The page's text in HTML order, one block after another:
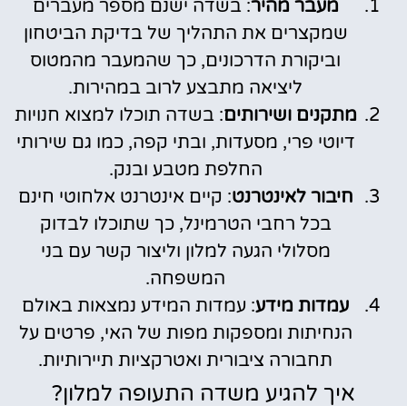
מעבר מהיר: בשדה ישנם מספר מעברים
שמקצרים את התהליך של בדיקת הביטחון
וביקורת הדרכונים, כך שהמעבר מהמטוס
ליציאה מתבצע לרוב במהירות.
מתקנים ושירותים: בשדה תוכלו למצוא חנויות
דיוטי פרי, מסעדות, ובתי קפה, כמו גם שירותי
החלפת מטבע ובנק.
חיבור לאינטרנט: קיים אינטרנט אלחוטי חינם
בכל רחבי הטרמינל, כך שתוכלו לבדוק
מסלולי הגעה למלון וליצור קשר עם בני
המשפחה.
עמדות מידע: עמדות המידע נמצאות באולם
הנחיתות ומספקות מפות של האי, פרטים על
תחבורה ציבורית ואטרקציות תיירותיות.
איך להגיע משדה התעופה למלון?